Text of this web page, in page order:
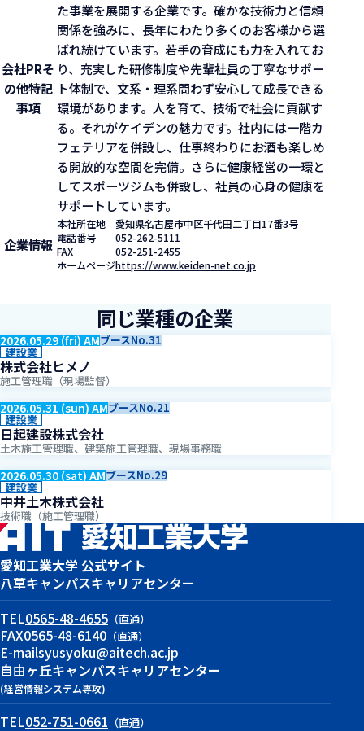
会社PRそ
の他特記
事項
た事業を展開する企業です。確かな技術力と信頼
関係を強みに、長年にわたり多くのお客様から選
ばれ続けています。若手の育成にも力を入れてお
り、充実した研修制度や先輩社員の丁寧なサポー
ト体制で、文系・理系問わず安心して成長できる
環境があります。人を育て、技術で社会に貢献す
る。それがケイデンの魅力です。社内には一階カ
フェテリアを併設し、仕事終わりにお酒も楽しめ
る開放的な空間を完備。さらに健康経営の一環と
してスポーツジムも併設し、社員の心身の健康を
サポートしています。
企業情報
本社所在地
愛知県名古屋市中区千代田二丁目17番3号
電話番号
052-262-5111
FAX
052-251-2455
ホームページhttps://www.keiden-net.co.jp
同じ業種の企業
2026.05.29 (fri) AMブースNo.31
建設業
株式会社ヒメノ
施工管理職（現場監督）
2026.05.31 (sun) AMブースNo.21
建設業
日起建設株式会社
土木施工管理職、建築施工管理職、現場事務職
2026.05.30 (sat) AMブースNo.29
建設業
中井土木株式会社
技術職（施工管理職）
愛知工業大学 公式サイト
八草キャンパスキャリアセンター
TEL0565-48-4655 （直通）
FAX0565-48-6140 （直通）
E-mailsyusyoku@aitech.ac.jp
自由ヶ丘キャンパスキャリアセンター
(経営情報システム専攻)
TEL052-751-0661 （直通）